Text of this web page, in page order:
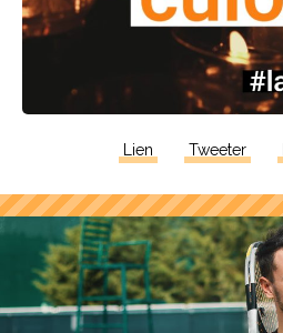
Lien Tweeter